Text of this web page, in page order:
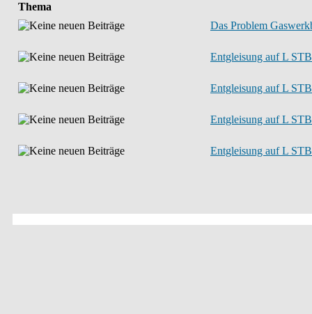
Thema
Das Problem
Entgleisung auf L STB
Entgleisung auf L STB
Entgleisung auf L STB
Entgleisung auf L STB